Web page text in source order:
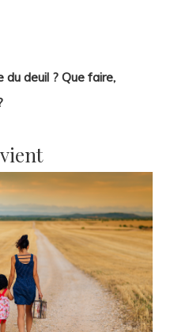
du deuil ? Que faire,